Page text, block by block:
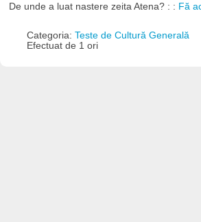
De unde a luat nastere zeita Atena? : : Fă
Categoria: Teste de Cultură Generală
Efectuat de 1 ori